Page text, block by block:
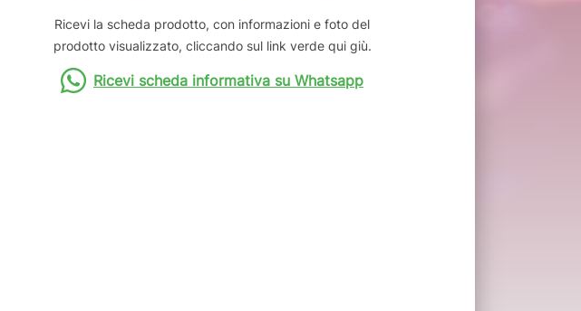
Ricevi la scheda prodotto, con informazioni e foto del
prodotto visualizzato, cliccando sul link verde qui giù.
Ricevi scheda informativa su Whatsapp